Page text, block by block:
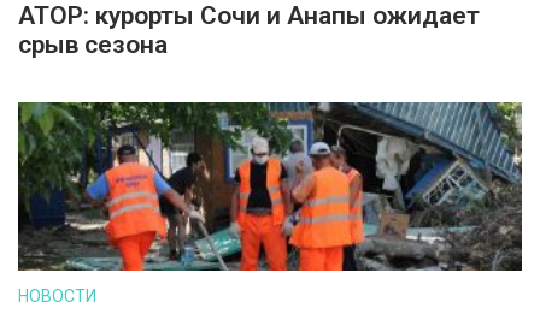
АТОР: курорты Сочи и Анапы ожидает
срыв сезона
НОВОСТИ